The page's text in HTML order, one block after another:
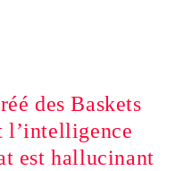
des Baskets
est hallucinant